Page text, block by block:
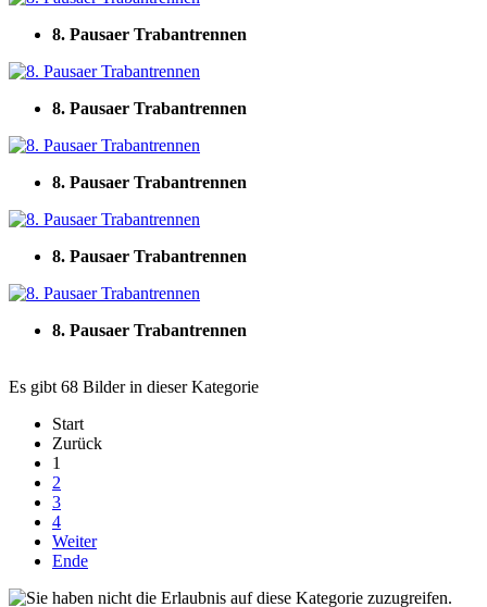
8. Pausaer Trabantrennen
8. Pausaer Trabantrennen
8. Pausaer Trabantrennen
8. Pausaer Trabantrennen
8. Pausaer Trabantrennen
Es gibt 68 Bilder in dieser Kategorie
Start
Zurück
1
2
3
4
Weiter
Ende